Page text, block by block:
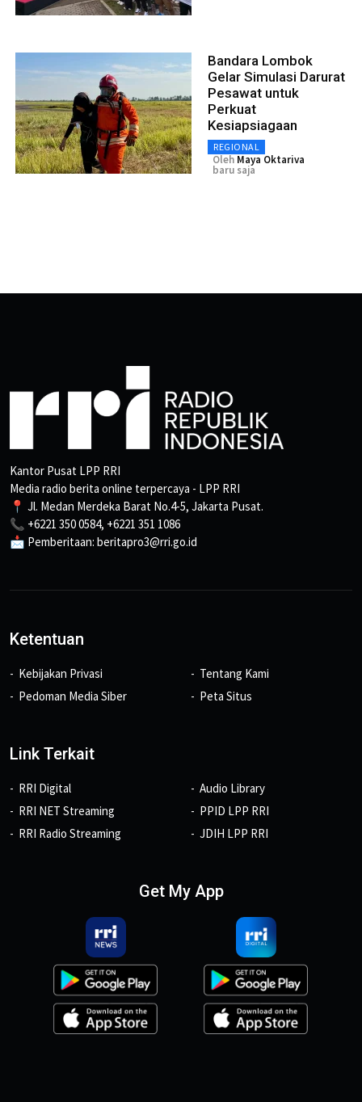
Bandara Lombok
Gelar Simulasi Darurat
Pesawat untuk
Perkuat
Kesiapsiagaan
REGIONAL
Oleh Maya Oktariva
baru saja
Kantor Pusat LPP RRI
Media radio berita online terpercaya - LPP RRI
📍 Jl. Medan Merdeka Barat No.4-5, Jakarta Pusat.
📞 +6221 350 0584, +6221 351 1086
📩 Pemberitaan: beritapro3@rri.go.id
Ketentuan
Kebijakan Privasi
Pedoman Media Siber
Tentang Kami
Peta Situs
Link Terkait
RRI Digital
RRI NET Streaming
RRI Radio Streaming
Audio Library
PPID LPP RRI
JDIH LPP RRI
Get My App